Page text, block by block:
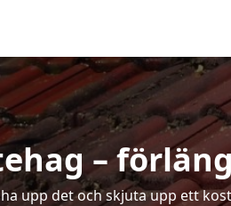
–
upp det och skjuta upp ett